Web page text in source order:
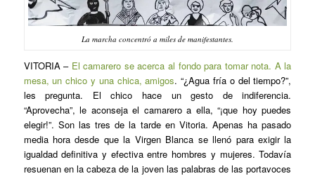
La marcha concentró a miles de manifestantes.
VITORIA– El camarero se acerca al fondo para tomar nota. A la
mesa, un chico y una chica, amigos. “¿Agua fría o del tiempo?”,
les pregunta. El chico hace un gesto de indiferencia.
“Aprovecha”, le aconseja el camarero a ella, “¡que hoy puedes
elegir!”. Son las tres de la tarde en Vitoria. Apenas ha pasado
media hora desde que la Virgen Blanca se llenó para exigir la
igualdad definitiva y efectiva entre hombres y mujeres. Todavía
resuenan en la cabeza de la joven las palabras de las portavoces